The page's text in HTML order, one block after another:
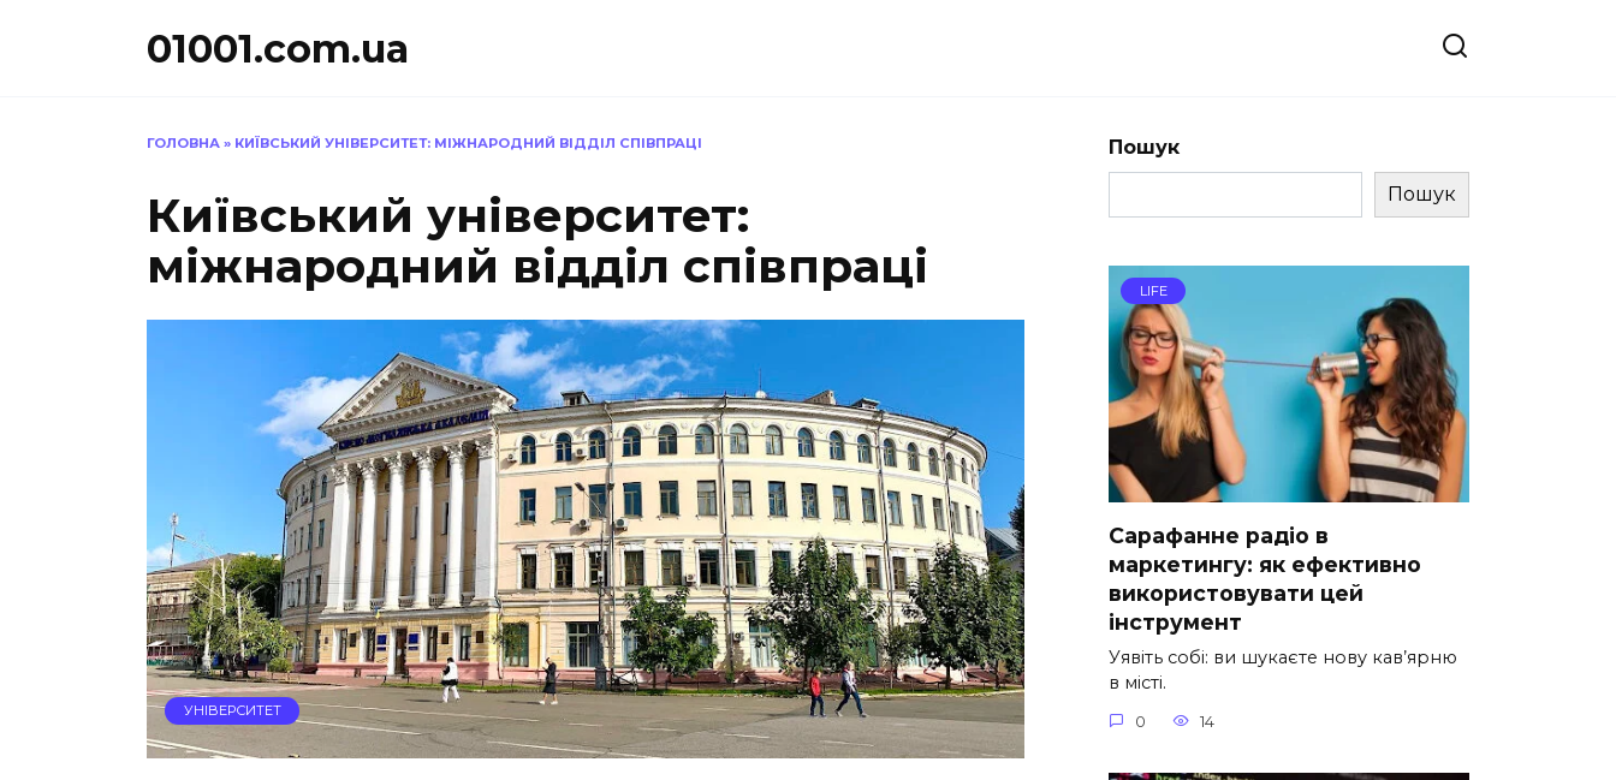
01001.com.ua
ГОЛОВНА » КИЇВСЬКИЙ УНІВЕРСИТЕТ: МІЖНАРОДНИЙ ВІДДІЛ СПІВПРАЦІ
Київський університет:
міжнародний відділ співпраці
УНІВЕРСИТЕТ
Пошук
Пошук
LIFE
Сарафанне радіо в
маркетингу: як ефективно
використовувати цей
інструмент
Уявіть собі: ви шукаєте нову кав’ярню
в місті.
0 14